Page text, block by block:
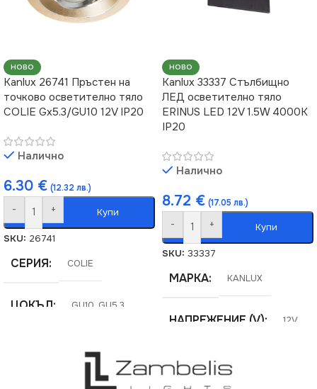
НОВО
Kanlux 26741 Пръстен на
точково осветително тяло
COLIE Gx5.3/GU10 12V IP20
Налично
6.30 € (12.32 лв.)
- + Купи
SKU: 26741
СЕРИЯ COLIE
ЦОКЪЛ GU10 GU5.3
НОВО
Kanlux 33337 Стълбищно
ЛЕД осветително тяло
ERINUS LED 12V 1.5W 4000K
IP20
Налично
8.72 € (17.05 лв.)
- + Купи
SKU: 33337
МАРКА KANLUX
НАПРЕЖЕНИЕ (V) 12V
СЕРИЯ ERINUS